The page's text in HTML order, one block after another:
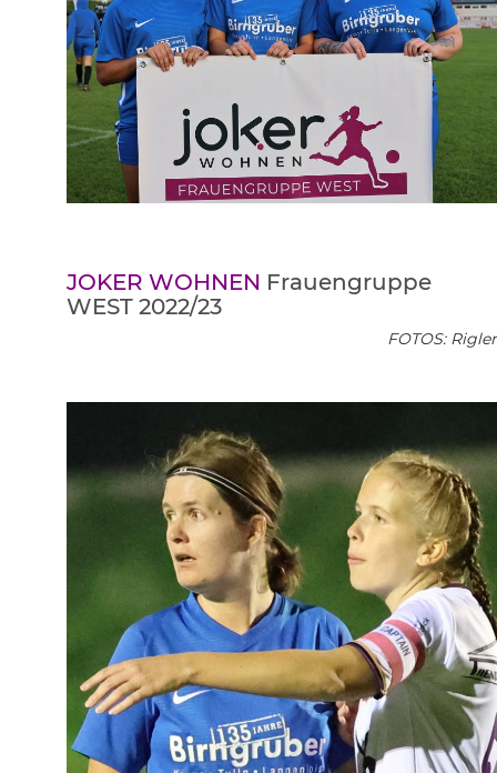
JOKER WOHNEN Frauengruppe
WEST 2022/23
FOTOS: Rigler